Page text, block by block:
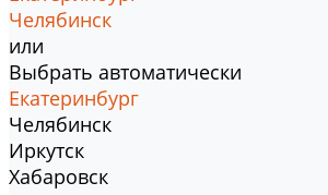
Челябинск
или
Выбрать автоматически
Екатеринбург
Челябинск
Иркутск
Хабаровск